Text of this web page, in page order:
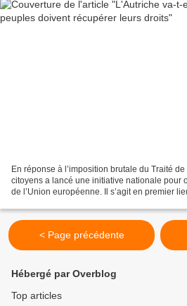
En réponse à l’imposition brutale du Traité
citoyens a lancé une initiative nationale pour
de l’Union européenne. Il s’agit en premier
< Page précédente
Hébergé par Overblog
Top articles